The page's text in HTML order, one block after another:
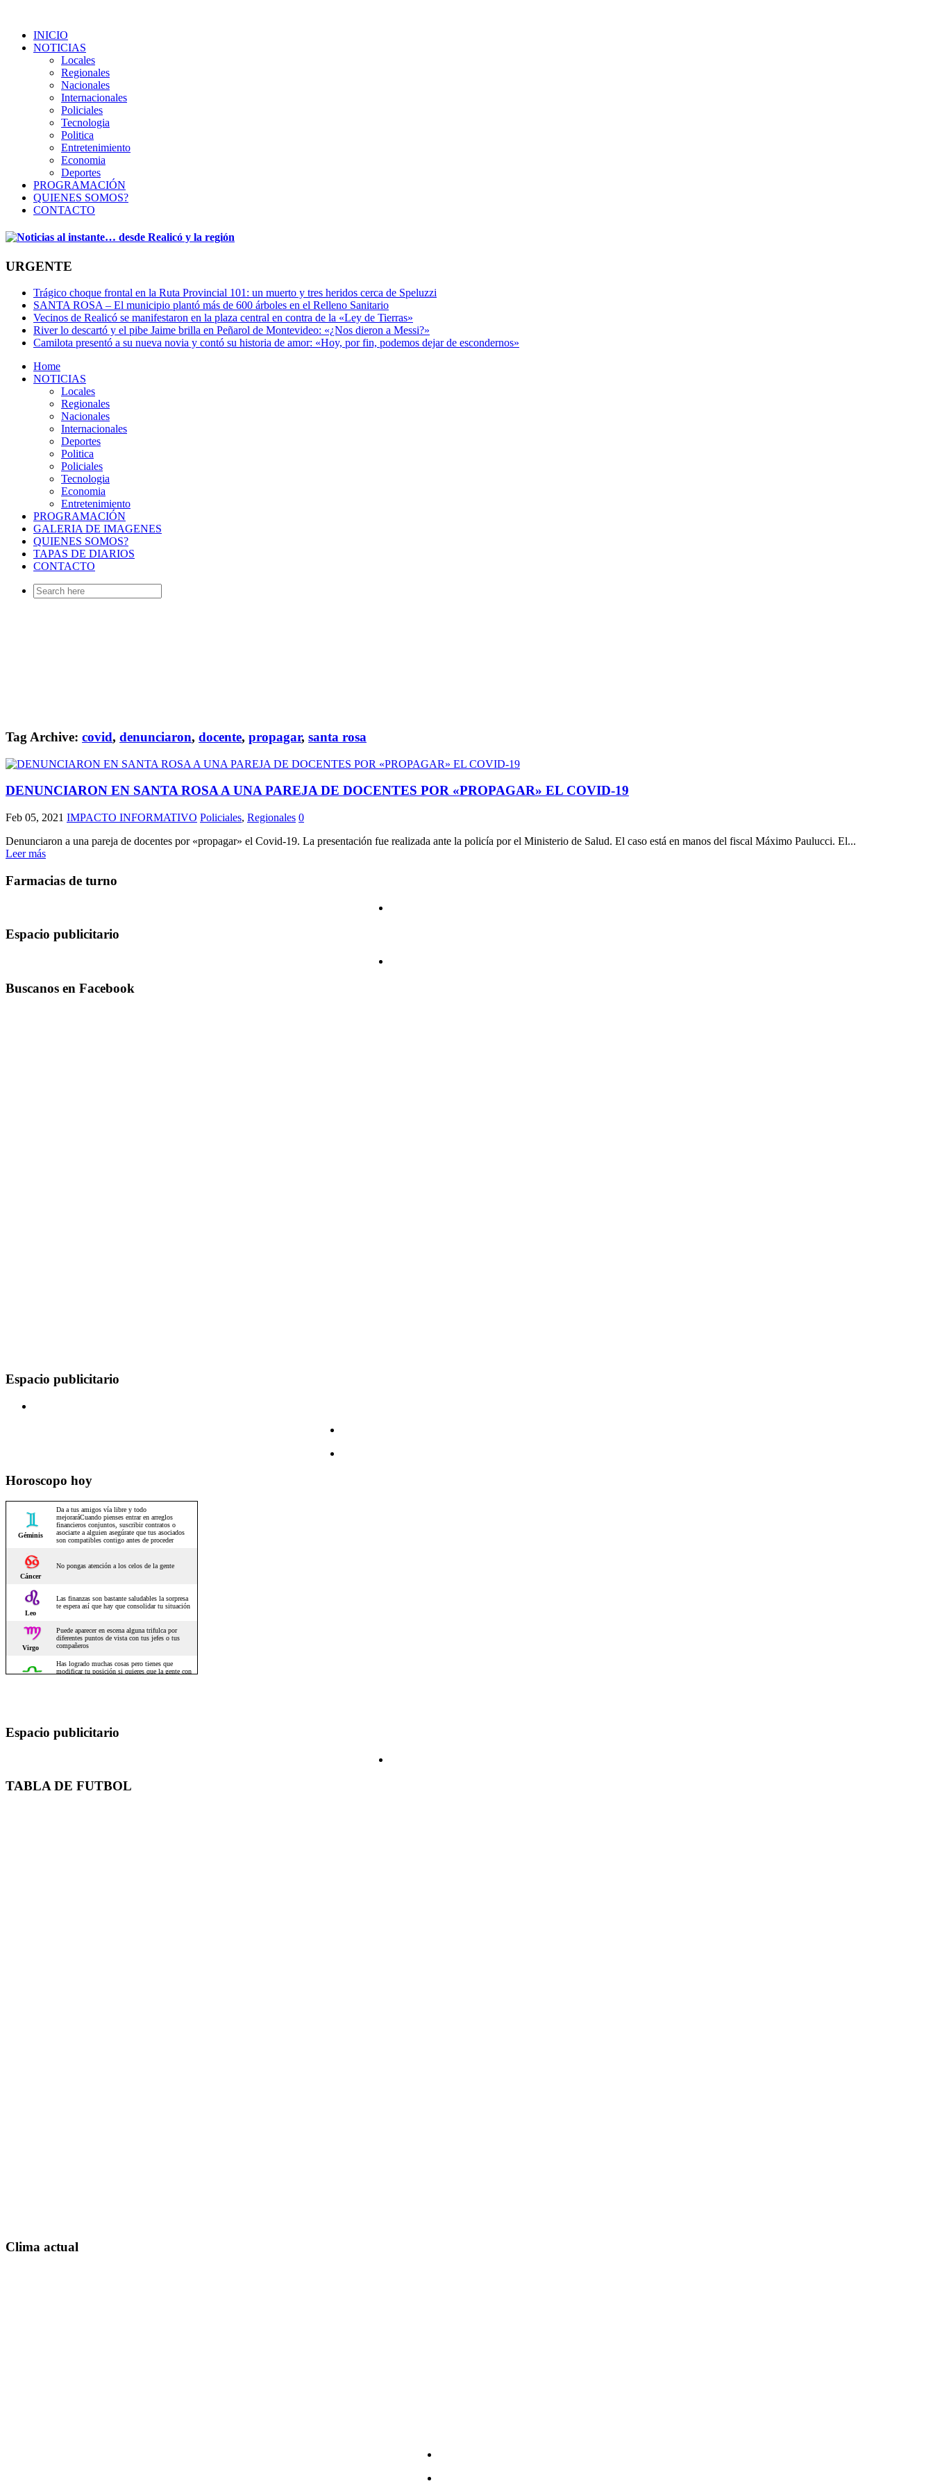
INICIO
NOTICIAS
Locales
Regionales
Nacionales
Internacionales
Policiales
Tecnologia
Politica
Entretenimiento
Economia
Deportes
PROGRAMACIÓN
QUIENES SOMOS?
CONTACTO
URGENTE
Trágico choque frontal en la Ruta Provincial 101: un muerto y tres heridos cerca de Speluzzi
SANTA ROSA – El municipio plantó más de 600 árboles en el Relleno Sanitario
Vecinos de Realicó se manifestaron en la plaza central en contra de la «Ley de Tierras»
River lo descartó y el pibe Jaime brilla en Peñarol de Montevideo: «¿Nos dieron a Messi?»
Camilota presentó a su nueva novia y contó su historia de amor: «Hoy, por fin, podemos dejar de escondernos»
Home
NOTICIAS
Locales
Regionales
Nacionales
Internacionales
Deportes
Politica
Policiales
Tecnologia
Economia
Entretenimiento
PROGRAMACIÓN
GALERIA DE IMAGENES
QUIENES SOMOS?
TAPAS DE DIARIOS
CONTACTO
Search
for:
Tag Archive: covid, denunciaron, docente, propagar, santa rosa
DENUNCIARON EN SANTA ROSA A UNA PAREJA DE DOCENTES POR «PROPAGAR» EL COVID-19
Feb 05, 2021 IMPACTO INFORMATIVO Policiales, Regionales 0
Denunciaron a una pareja de docentes por «propagar» el Covid-19. La presentación fue realizada ante la policía por el Ministerio de Salud. El caso está en manos del fiscal Máximo Paulucci. El...
Leer más
Farmacias de turno
Espacio publicitario
Buscanos en Facebook
Espacio publicitario
Horoscopo hoy
Espacio publicitario
TABLA DE FUTBOL
Clima actual